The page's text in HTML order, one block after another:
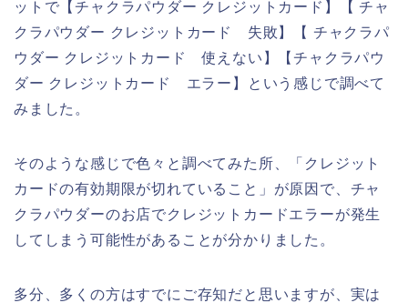
ットで【チャクラパウダー クレジットカード】【 チャ
クラパウダー クレジットカード 失敗】【 チャクラパ
ウダー クレジットカード 使えない】【チャクラパウ
ダー クレジットカード エラー】という感じで調べて
みました。
そのような感じで色々と調べてみた所、「クレジット
カードの有効期限が切れていること」が原因で、チャ
クラパウダーのお店でクレジットカードエラーが発生
してしまう可能性があることが分かりました。
多分、多くの方はすでにご存知だと思いますが、実は